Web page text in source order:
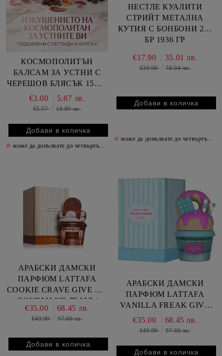
КОСМОПОЛИТЪН
БАЛСАМ ЗА УСТНИ С
ЧЕРЕШОВ БЛЯСЪК 15МЛ
/ЦИКЛАМА/
€3.00 5.87 лв.
€5.57 10.89 лв.
✫ може да допълвате до четвъртък включително
НЕСТЛЕ КУАЛИТИ
СТРИЙТ МЕТАЛНА
КУТИЯ С БОНБОНИ 208
БР 1936 ГР
€17.90 35.01 лв.
€39.90 78.04 лв.
✫ може да допълвате до четвъртък включително
АРАБСКИ ДАМСКИ
ПАРФЮМ LATTAFA
COOKIE CRAVE GIVE ME
GOURMAND 75 МЛ /
СВЕТЛО КАФЯВ /
€35.00 68.45 лв.
€49.90 97.60 лв.
АРАБСКИ ДАМСКИ
ПАРФЮМ LATTAFA
VANILLA FREAK GIVE
ME GOURMAND 75 МЛ /
СИН /
€35.00 68.45 лв.
€49.90 97.60 лв.